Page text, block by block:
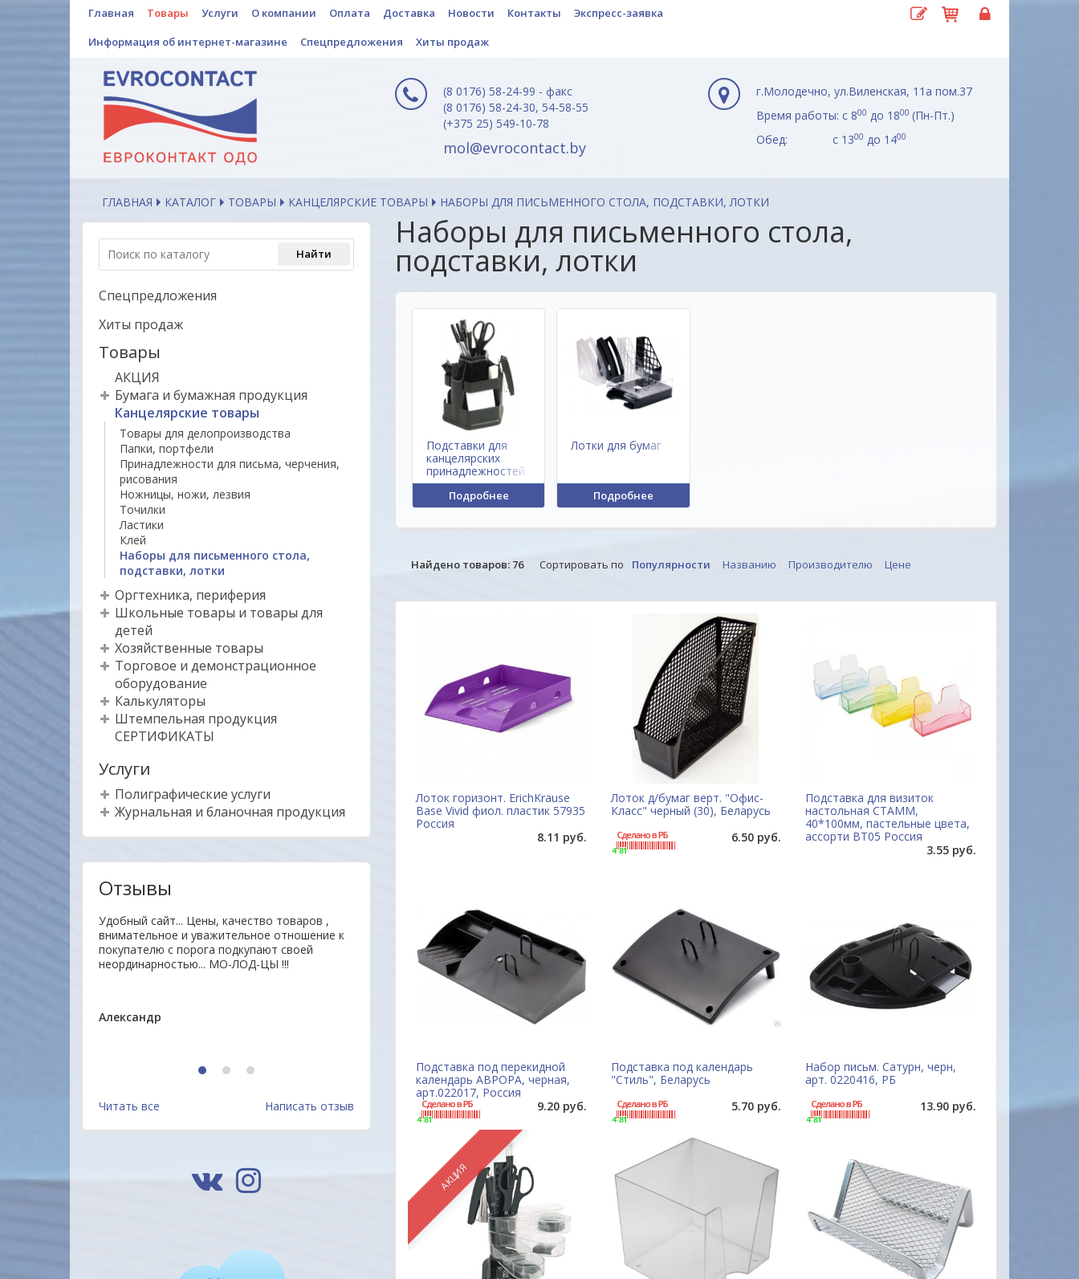
Главная Товары Услуги О компании Оплата Доставка Новости Контакты
Экспресс-заявка
Информация об интернет-магазине
Спецпредложения Хиты продаж
(8 0176) 58-24-99 - факс
(8 0176) 58-24-30, 54-58-55
(+375 25) 549-10-78
mol@evrocontact.by
г.Молодечно, ул.Виленская, 11а пом.37
Время работы: с 800 до 1800 (Пн-Пт.)
Обед: с 1300 до 1400
ГЛАВНАЯ КАТАЛОГ ТОВАРЫ КАНЦЕЛЯРСКИЕ ТОВАРЫ НАБОРЫ ДЛЯ ПИСЬМЕННОГО СТОЛА, ПОДСТАВКИ, ЛОТКИ
Спецпредложения
Хиты продаж
Товары
АКЦИЯ
Бумага и бумажная продукция
Канцелярские товары
Товары для делопроизводства
Папки, портфели
Принадлежности для письма, черчения,
рисования
Ножницы, ножи, лезвия
Точилки
Ластики
Клей
Наборы для письменного стола,
подставки, лотки
Оргтехника, периферия
Школьные товары и товары для
детей
Хозяйственные товары
Торговое и демонстрационное
оборудование
Калькуляторы
Штемпельная продукция
СЕРТИФИКАТЫ
Услуги
Полиграфические услуги
Журнальная и бланочная продукция
Отзывы
Удобный сайт... Цены, качество товаров ,
внимательное и уважительное отношение к
покупателю с порога подкупают своей
неординарностью... МО-ЛОД-ЦЫ !!!
Александр
Уважаемые друзья, партнеры и клиенты. Мы
очень заинтересованы в том, чтобы
наш новый сайт был удобен прежде всего для
Вас. Будем благодарны всем Вашим
пожеланиям и предложениям!
Отличный сайт.Цены на многие товары
радуют глаз. Продавец очень отзывчивый.На
все вопросы ответил.Товар доставлен
вовремя. Качеством довольна. Буду
обращаться еще .
Удобный сайт... Цены, качество
внимательное и уважительное
покупателю с порога подкупают своей
неординарностью... МО-ЛОД-ЦЫ !!!
1 2 3
Читать все Написать отзыв
Наборы для письменного стола,
подставки, лотки
Подставки для
канцелярских
принадлежностей
Подробнее
Лотки для бумаг
Подробнее
Найдено товаров: 76 Сортировать по Популярности Названию Производителю Цене
Лоток горизонт. ErichKrause
Base Vivid фиол. пластик 57935
Россия
8.11 руб.
Лоток д/бумаг верт. "Офис-
Класс" черный (30), Беларусь
6.50 руб.
Подставка для визиток
настольная СТАММ,
40*100мм, пастельные цвета,
ассорти ВТ05 Россия
3.55 руб.
Подставка под перекидной
календарь АВРОРА, черная,
арт.022017, Россия
9.20 руб.
Подставка под календарь
"Стиль", Беларусь
5.70 руб.
Набор письм. Сатурн, черн,
арт. 0220416, РБ
13.90 руб.
АКЦИЯ